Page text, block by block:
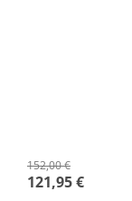
152,00 €
121,95 €